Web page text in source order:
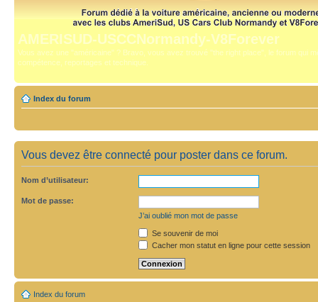
AMERISUD-USCCNormandy-V8Forever
Vous avez une "américaine" ? Bravo, vous avez trouvé "the right place", le forum qui
compétence, reportages et technique.
Index du forum
Vous devez être connecté pour poster dans ce forum.
Nom d’utilisateur:
Mot de passe:
J’ai oublié mon mot de passe
Se souvenir de moi
Cacher mon statut en ligne pour cette session
Index du forum